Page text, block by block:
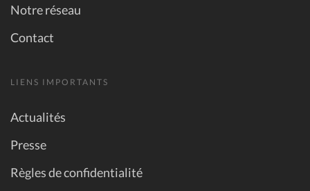
Notre réseau
Contact
LIENS IMPORTANTS
Actualités
Presse
Règles de confidentialité